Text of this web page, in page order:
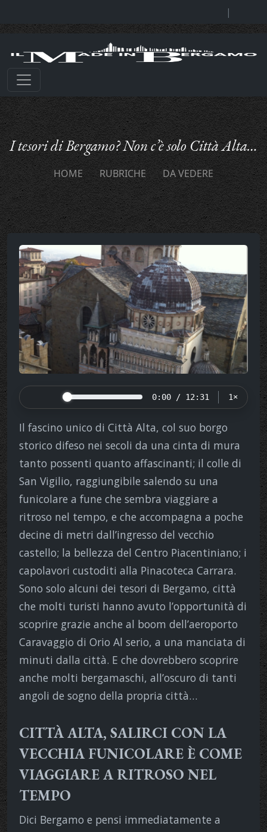
|
I tesori di Bergamo? Non c’è solo Città Alta…
HOME RUBRICHE DA VEDERE
0:00 / 12:31 1×
Il fascino unico di Città Alta, col suo borgo
storico difeso nei secoli da una cinta di mura
tanto possenti quanto affascinanti; il colle di
San Vigilio, raggiungibile salendo su una
funicolare a fune che sembra viaggiare a
ritroso nel tempo, e che accompagna a poche
decine di metri dall’ingresso del vecchio
castello; la bellezza del Centro Piacentiniano; i
capolavori custoditi alla Pinacoteca Carrara.
Sono solo alcuni dei tesori di Bergamo, città
che molti turisti hanno avuto l’opportunità di
scoprire grazie anche al boom dell’aeroporto
Caravaggio di Orio Al serio, a una manciata di
minuti dalla città. E che dovrebbero scoprire
anche molti bergamaschi, all’oscuro di tanti
angoli de sogno della propria città…
CITTÀ ALTA, SALIRCI CON LA
VECCHIA FUNICOLARE È COME
VIAGGIARE A RITROSO NEL
TEMPO
Dici Bergamo e pensi immediatamente a